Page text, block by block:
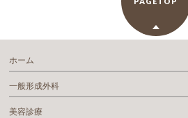
ホーム
一般形成外科
美容診療